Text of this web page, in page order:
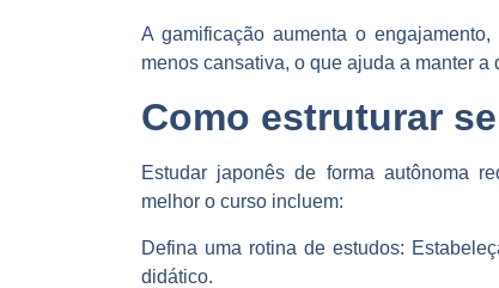
A gamificação aumenta o
menos cansativa, o que ajuda a manter a
Como estruturar
Estudar japonês de forma autônoma
melhor o curso incluem:
Defina uma rotina de estudos:
didático.